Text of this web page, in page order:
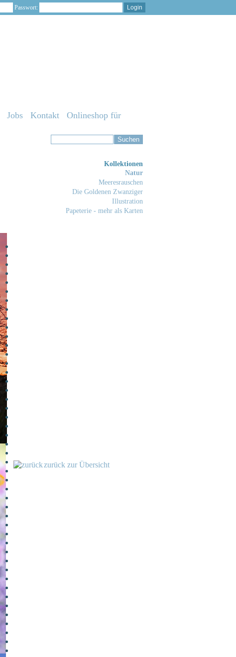
Passwort:
Jobs Kontakt
Onlineshop für
Kollektionen
Natur
Meeresrauschen
Die Goldenen Zwanziger
Illustration
Papeterie - mehr als Karten
zurück zur Übersicht